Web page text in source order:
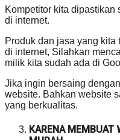
Kompetitor kita dipastikan
di internet.
Produk dan jasa yang kita
di internet, Silahkan
milik kita sudah ada di
Jika ingin bersaing
website. Bahkan website
yang berkualitas.
KARENA MEMBUAT